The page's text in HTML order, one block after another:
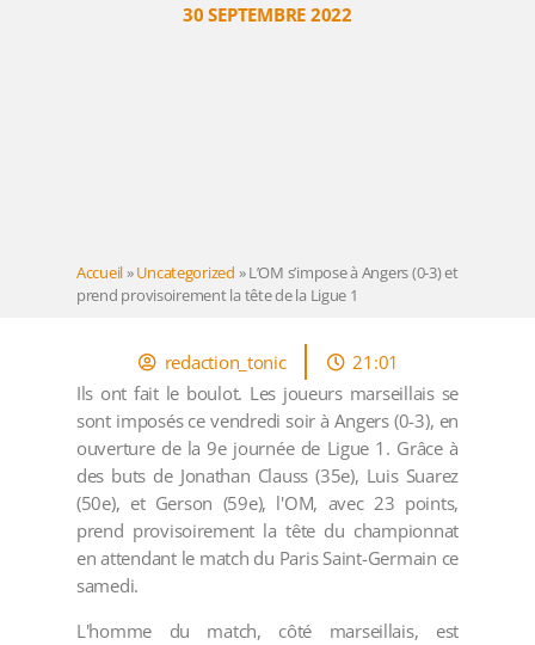
30 SEPTEMBRE 2022
Accueil»Uncategorized »L’OM s’impose à Angers (0-3) et
prend provisoirement la tête de la Ligue 1
redaction_tonic
21:01
Ils ont fait le boulot. Les joueurs marseillais se
sont imposés ce vendredi soir à Angers (0-3), en
ouverture de la 9e journée de Ligue 1. Grâce à
des buts de Jonathan Clauss (35e), Luis Suarez
(50e), et Gerson (59e), l'OM, avec 23 points,
prend provisoirement la tête du championnat
en attendant le match du Paris Saint-Germain ce
samedi.
L'homme du match, côté marseillais, est